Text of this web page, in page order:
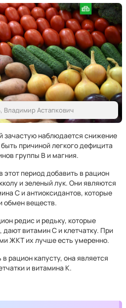
Астапкович
зачастую наблюдается снижение
причиной легкого дефицита
группы B и магния.
этот период добавить в рацион
и зеленый лук. Они являются
C и антиоксидантов, которые
обмен веществ.
редис и редьку, которые
витамин C и клетчатку. При
ЖКТ их лучше есть умеренно.
рацион капусту, она является
и витамина К.